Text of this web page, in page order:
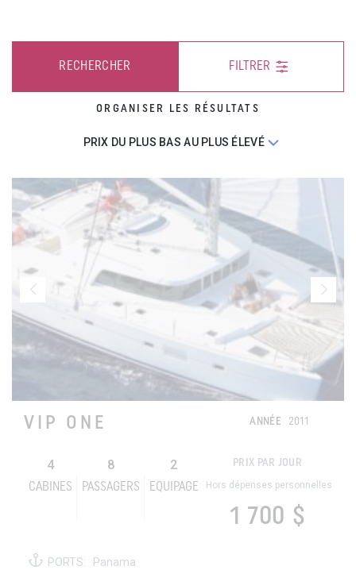
RECHERCHER FILTRER
ORGANISER LES RÉSULTATS
VIP ONE ANNÉE 2011
4
CABINES
8
PASSAGERS
2
EQUIPAGE
PRIX PAR JOUR
Hors dépenses personnelles
1 700 $
PORTS: Panama